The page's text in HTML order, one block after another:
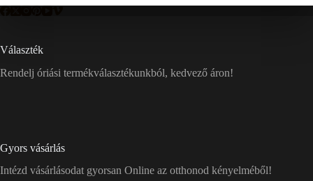
Választék
Rendelj óriási termékválasztékunkból, kedvező áron!
Gyors vásárlás
Intézd vásárlásodat gyorsan Online az otthonod kényelméből!